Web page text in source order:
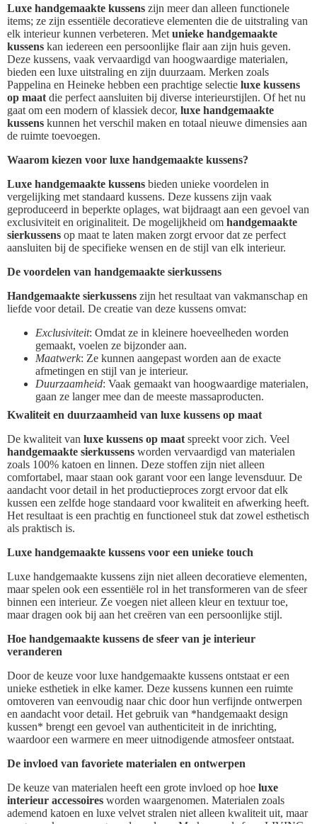
Luxe handgemaakte kussens zijn meer dan alleen functionele
items; ze zijn essentiële decoratieve elementen die de uitstraling van
elk interieur kunnen verbeteren. Met unieke handgemaakte
kussens kan iedereen een persoonlijke flair aan zijn huis geven.
Deze kussens, vaak vervaardigd van hoogwaardige materialen,
bieden een luxe uitstraling en zijn duurzaam. Merken zoals
Pappelina en Heineke hebben een prachtige selectie luxe kussens
op maat die perfect aansluiten bij diverse interieurstijlen. Of het nu
gaat om een modern of klassiek decor, luxe handgemaakte
kussens kunnen het verschil maken en totaal nieuwe dimensies aan
de ruimte toevoegen.
Waarom kiezen voor luxe handgemaakte kussens?
Luxe handgemaakte kussens bieden unieke voordelen in
vergelijking met standaard kussens. Deze kussens zijn vaak
geproduceerd in beperkte oplages, wat bijdraagt aan een gevoel van
exclusiviteit en originaliteit. De mogelijkheid om handgemaakte
sierkussens op maat te laten maken zorgt ervoor dat ze perfect
aansluiten bij de specifieke wensen en de stijl van elk interieur.
De voordelen van handgemaakte sierkussens
Handgemaakte sierkussens zijn het resultaat van vakmanschap en
liefde voor detail. De creatie van deze kussens omvat:
Exclusiviteit: Omdat ze in kleinere hoeveelheden worden
gemaakt, voelen ze bijzonder aan.
Maatwerk: Ze kunnen aangepast worden aan de exacte
afmetingen en stijl van je interieur.
Duurzaamheid: Vaak gemaakt van hoogwaardige materialen,
gaan ze langer mee dan de meeste massaproducten.
Kwaliteit en duurzaamheid van luxe kussens op maat
De kwaliteit van luxe kussens op maat spreekt voor zich. Veel
handgemaakte sierkussens worden vervaardigd van materialen
zoals 100% katoen en linnen. Deze stoffen zijn niet alleen
comfortabel, maar staan ook garant voor een lange levensduur. De
aandacht voor detail in het productieproces zorgt ervoor dat elk
kussen een zelfde hoge standaard voor kwaliteit en afwerking heeft.
Het resultaat is een prachtig en functioneel stuk dat zowel esthetisch
als praktisch is.
Luxe handgemaakte kussens voor een unieke touch
Luxe handgemaakte kussens zijn niet alleen decoratieve elementen,
maar spelen ook een essentiële rol in het transformeren van de sfeer
binnen een interieur. Ze voegen niet alleen kleur en textuur toe,
maar dragen ook bij aan het creëren van een persoonlijke stijl.
Hoe handgemaakte kussens de sfeer van je interieur
veranderen
Door de keuze voor luxe handgemaakte kussens ontstaat er een
unieke esthetiek in elke kamer. Deze kussens kunnen een ruimte
omtoveren van eenvoudig naar chic door hun verfijnde ontwerpen
en aandacht voor detail. Het gebruik van *handgemaakt design
kussen* brengt een gevoel van authenticiteit in de inrichting,
waardoor een warmere en meer uitnodigende atmosfeer ontstaat.
De invloed van favoriete materialen en ontwerpen
De keuze van materialen heeft een grote invloed op hoe luxe
interieur accessoires worden waargenomen. Materialen zoals
ademend katoen en luxe velvet stralen niet alleen kwaliteit uit, maar